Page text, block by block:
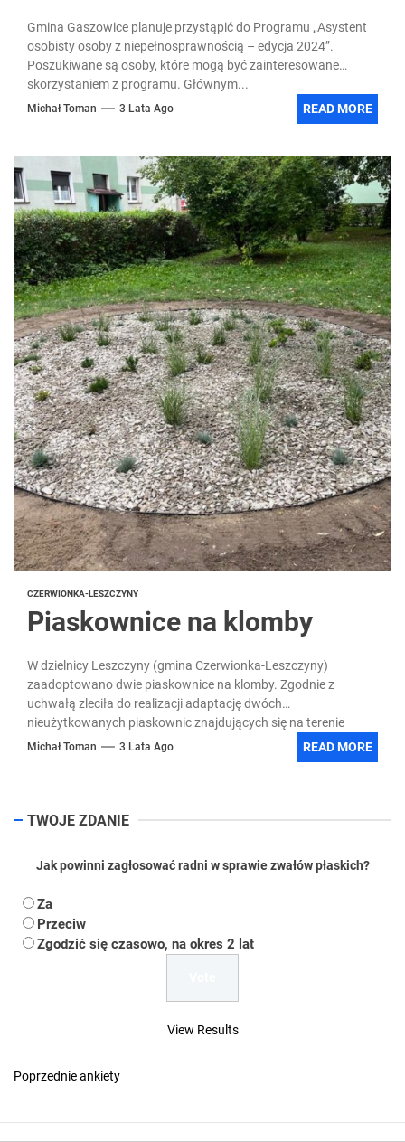
Gmina Gaszowice planuje przystąpić do Programu „Asystent
osobisty osoby z niepełnosprawnością – edycja 2024”.
Poszukiwane są osoby, które mogą być zainteresowane
skorzystaniem z programu. Głównym...
Michał Toman 3 Lata Ago READ MORE
CZERWIONKA-LESZCZYNY
Piaskownice na klomby
W dzielnicy Leszczyny (gmina Czerwionka-Leszczyny)
zaadoptowano dwie piaskownice na klomby. Zgodnie z
uchwałą zleciła do realizacji adaptację dwóch
nieużytkowanych piaskownic znajdujących się na terenie
Leszczyn,...
Michał Toman 3 Lata Ago READ MORE
TWOJE ZDANIE
Jak powinni zagłosować radni w sprawie zwałów płaskich?
Za
Przeciw
Zgodzić się czasowo, na okres 2 lat
View Results
Poprzednie ankiety